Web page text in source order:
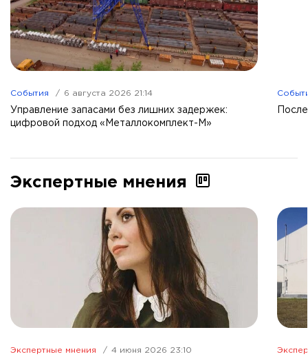
События 6 августа 2026 21:14
Управление запасами без лишних задержек:
цифровой подход «Металлокомплект-М»
Экспертные мнения
Экспертные мнения 4 июня 2026 23:10